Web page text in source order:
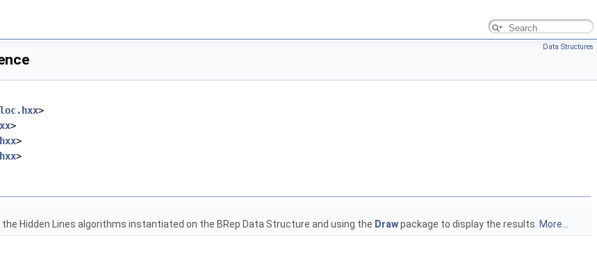
Data Structures
>
>
>
>
Hidden Lines algorithms instantiated on the BRep Data Structure and using the Drawpackage to display the results. More...